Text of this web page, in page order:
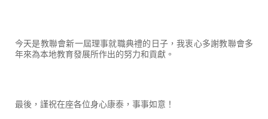
今天是教聯會新一屆理事就職典禮的日子，我衷心多謝教聯會多
年來為本地教育發展所作出的努力和貢獻。
最後，謹祝在座各位身心康泰，事事如意！